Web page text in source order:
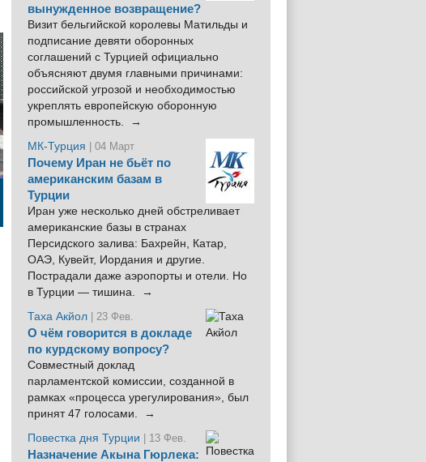
вынужденное возвращение?
Визит бельгийской королевы Матильды и
подписание девяти оборонных
соглашений с Турцией официально
объясняют двумя главными причинами:
российской угрозой и необходимостью
укреплять европейскую оборонную
промышленность. →
МК-Турция
| 04 Март
Почему Иран не бьёт по
американским базам в
Турции
Иран уже несколько дней обстреливает
американские базы в странах
Персидского залива: Бахрейн, Катар,
ОАЭ, Кувейт, Иордания и другие.
Пострадали даже аэропорты и отели. Но
в Турции — тишина. →
Таха Акйол | 23 Фев.
О чём говорится в докладе
по курдскому вопросу?
Совместный доклад
парламентской комиссии, созданной в
рамках «процесса урегулирования», был
принят 47 голосами. →
Повестка дня Турции
| 13 Фев.
Назначение Акына Гюрлека: